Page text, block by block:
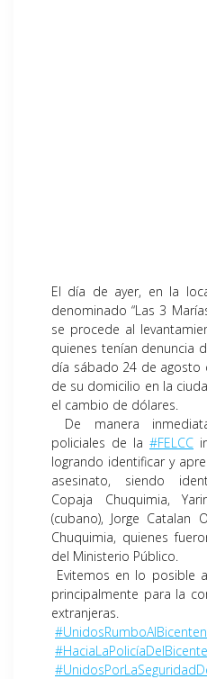
El día de ayer, en la
denominado “Las 3
se procede al
quienes tenían denuncia
día sábado 24 de agosto
de su domicilio en la
el cambio de dólares.
De manera
policiales de la #FELCC
logrando identificar y
asesinato, siendo
Copaja Chuquimia,
(cubano), Jorge Catalan
Chuquimia, quienes
del Ministerio Público.
Evitemos en lo posible
principalmente para la
extranjeras.